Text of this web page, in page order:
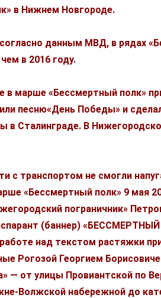
в Нижнем Новгороде.
данным МВД, в рядах
в 2016 году.
«Бессмертный полк»
песню«День Победы» и
в Сталинграде. В
не смогли
«Бессмертный полк» 9 мая
пограничник»
(баннер)
над текстом растяжки
Рогозой Георгием
— от улицы Провиантской по
Волжской набережной до